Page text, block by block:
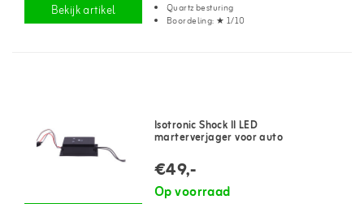
Bekijk artikel
Quartz besturing
Boordeling: ★ 1/10
Isotronic Shock II LED
marterverjager voor auto
€49,-
Op voorraad